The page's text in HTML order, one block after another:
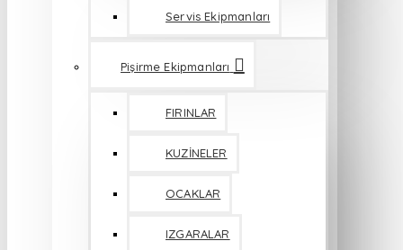
Servis Ekipmanları
Pişirme Ekipmanları
FIRINLAR
KUZİNELER
OCAKLAR
IZGARALAR